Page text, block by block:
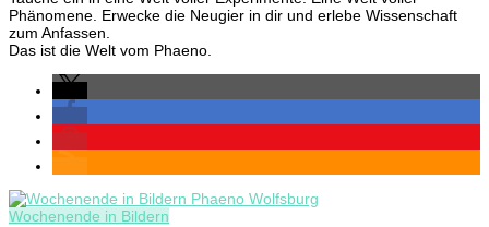
Phänomene. Erwecke die Neugier in dir und erlebe Wissenschaft
zum Anfassen.
Das ist die Welt vom Phaeno.
Wochenende in Bildern